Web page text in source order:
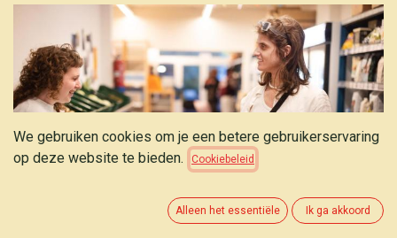
We gebruiken cookies om je een betere gebruikerservaring
op deze website te bieden.
Cookiebeleid
Alleen het essentiële Ik ga akkoord